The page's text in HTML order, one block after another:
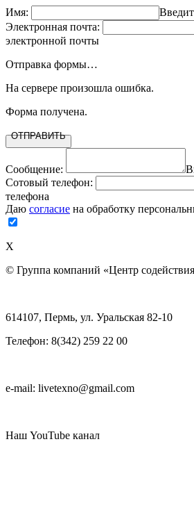
Имя:
Электронная почта:
электронной почты
Отправка формы…
На сервере произошла ошибка.
Форма получена.
ОТПРАВИТЬ
Сообщение:
Сотовый телефон:
телефона
Даю согласие на обработку
Х
© Группа компаний «Центр
614107, Пермь, ул. Уральская 82-10
Телефон: 8(342) 259 22 00
e-mail: livetexno@gmail.com
Наш YouTube канал